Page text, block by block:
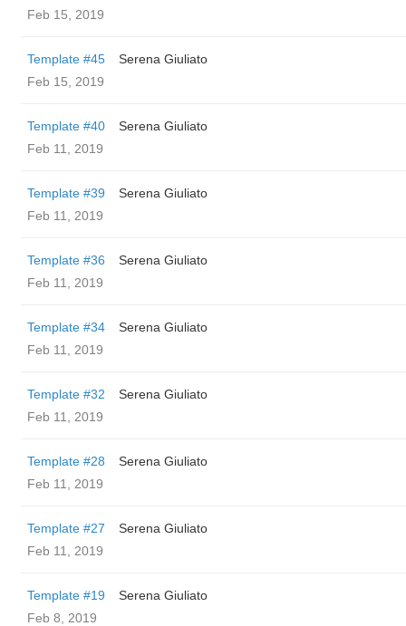
Feb 15, 2019
Template #45
Serena Giuliato
Feb 15, 2019
Template #40
Serena Giuliato
Feb 11, 2019
Template #39
Serena Giuliato
Feb 11, 2019
Template #36
Serena Giuliato
Feb 11, 2019
Template #34
Serena Giuliato
Feb 11, 2019
Template #32
Serena Giuliato
Feb 11, 2019
Template #28
Serena Giuliato
Feb 11, 2019
Template #27
Serena Giuliato
Feb 11, 2019
Template #19
Serena Giuliato
Feb 8, 2019